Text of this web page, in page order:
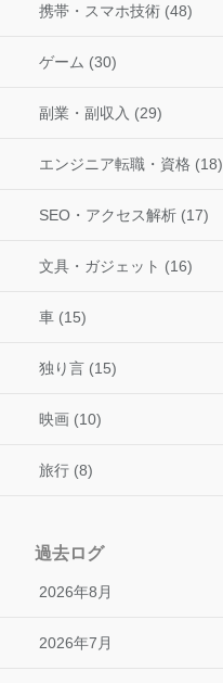
携帯・スマホ技術 (48)
ゲーム (30)
副業・副収入 (29)
エンジニア転職・資格 (18)
SEO・アクセス解析 (17)
文具・ガジェット (16)
車 (15)
独り言 (15)
映画 (10)
旅行 (8)
過去ログ
2026年8月
2026年7月